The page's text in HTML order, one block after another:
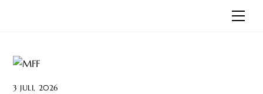
3 JULI, 2026